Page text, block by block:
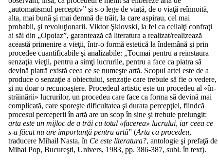
„automatismul perceptiv” şi s-o lege de viaţă, de o viaţă reînnoită,
alta, mai bună şi mai demnă de trăit, la care aspirau, cel mai
probabil, şi revoluţionarii. Viktor Şklovski, la fel ca ceilalţi confraţi
ai săi din „Opoiaz”, garantează că literatura a realizat/realizează
această primenire a vieţii, într-o formă estetică la îndemână şi prin
procedee cuantificabile şi analizabile: „Tocmai pentru a reinstaura
senzaţia vieţii, pentru a simţi lucrurile, pentru a face ca piatra să
devină piatră există ceea ce se numeşte artă. Scopul artei este de a
produce o senzaţie a obiectului, senzaţie care trebuie să fie o vedere,
şi nu doar o recunoaştere. Procedeul artistic este un procedeu al «în-
străinării» lucrurilor, un procedeu care face ca forma să devină mai
complicată, care sporeşte dificultatea şi durata percepţiei, fiindcă
procesul perceperii în artă are un scop în sine şi trebuie prelungit:
arta este un mijloc de a trăi cu totul «facerea» lucrului, iar ceea ce
s-a făcut nu are importanţă pentru artă” (Arta ca procedeu,
traducere Mihail Nasta, în Ce este literatura?, antologie şi prefaţă de
Mihai Pop, Bucureşti, Univers, 1983, pp. 386-387, subl. în text).